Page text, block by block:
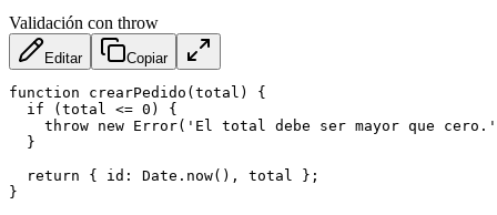
Validación con throw
Editar Copiar
function crearPedido (total )
{
if
(total <= 0 )
{
throw new Error( 'El total debe ser mayor que cero.'
}
return
{ id : Date . now( ) , total } ;
}